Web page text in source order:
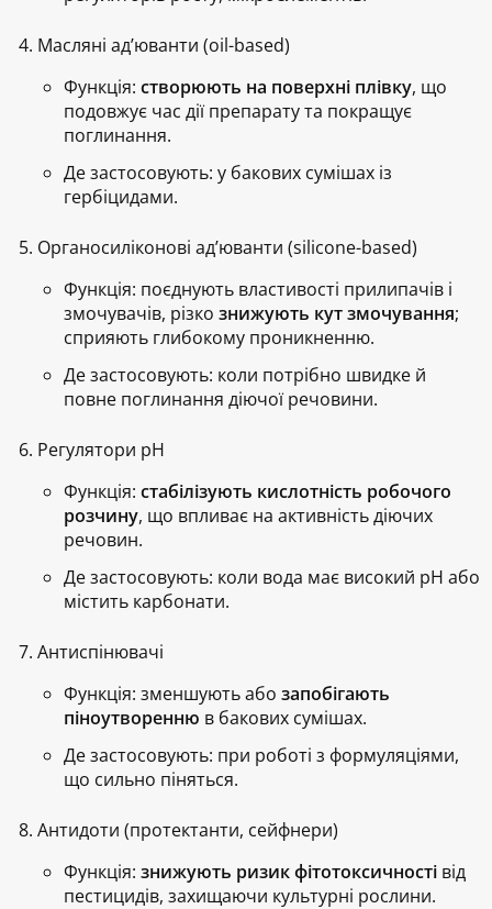
Масляні ад’юванти (oil-based)
Функція: створюють на поверхні плівку, що
подовжує час дії препарату та покращує
поглинання.
Де застосовують: у бакових сумішах із
гербіцидами.
Органосиліконові ад’юванти (silicone-based)
Функція: поєднують властивості прилипачів і
змочувачів, різко знижують кут змочування;
сприяють глибокому проникненню.
Де застосовують: коли потрібно швидке й
повне поглинання діючої речовини.
Регулятори pH
Функція: стабілізують кислотність робочого
розчину, що впливає на активність діючих
речовин.
Де застосовують: коли вода має високий pH або
містить карбонати.
Антиспінювачі
Функція: зменшують або запобігають
піноутворенню в бакових сумішах.
Де застосовують: при роботі з формуляціями,
що сильно піняться.
Антидоти (протектанти, сейфнери)
Функція: знижують ризик фітотоксичності від
пестицидів, захищаючи культурні рослини.